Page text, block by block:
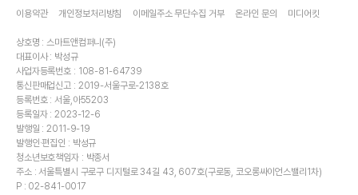
이용약관 개인정보처리방침 이메일주소 무단수집 거부 온라인 문의 미디어킷
상호명 : 스마트앤컴퍼니(주)
대표이사 : 박성규
사업자등록번호 : 108-81-64739
통신판매업신고 : 2019-서울구로-2138호
등록번호 : 서울,아55203
등록일자 : 2023-12-6
발행일 : 2011-9-19
발행인·편집인 : 박성규
청소년보호책임자 : 박종서
주소 : 서울특별시 구로구 디지털로 34길 43, 607호(구로동, 코오롱싸이언스밸리1차)
P : 02-841-0017